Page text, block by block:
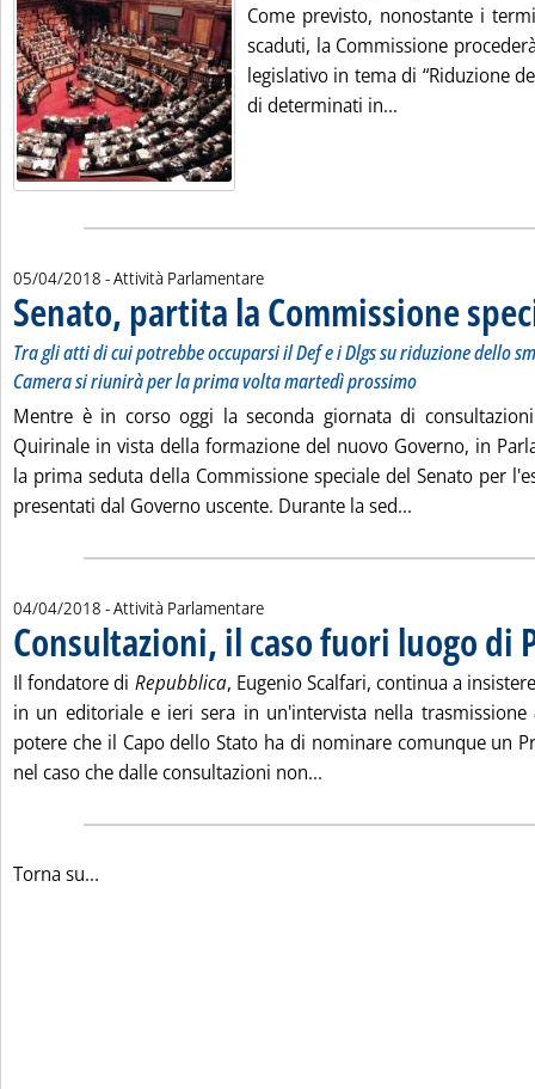
Come previsto, nonostante i
scaduti, la Commissione
legislativo in tema di “Riduzione
di determinati in...
05/04/2018 - Attività Parlamentare
Senato, partita la Commissione
Tra gli atti di cui potrebbe occuparsi il Def e i Dlgs su riduzione dello
Camera si riunirà per la prima volta martedì prossimo
Mentre è in corso oggi la seconda giornata di
Quirinale in vista della formazione del nuovo Governo, in
la prima seduta della Commissione speciale del Senato per
presentati dal Governo uscente. Durante la sed...
04/04/2018 - Attività Parlamentare
Consultazioni, il caso fuori luogo di
Il fondatore di Repubblica, Eugenio Scalfari, continua a
in un editoriale e ieri sera in un'intervista nella trasmissione
potere che il Capo dello Stato ha di nominare comunque un
nel caso che dalle consultazioni non...
Torna su...